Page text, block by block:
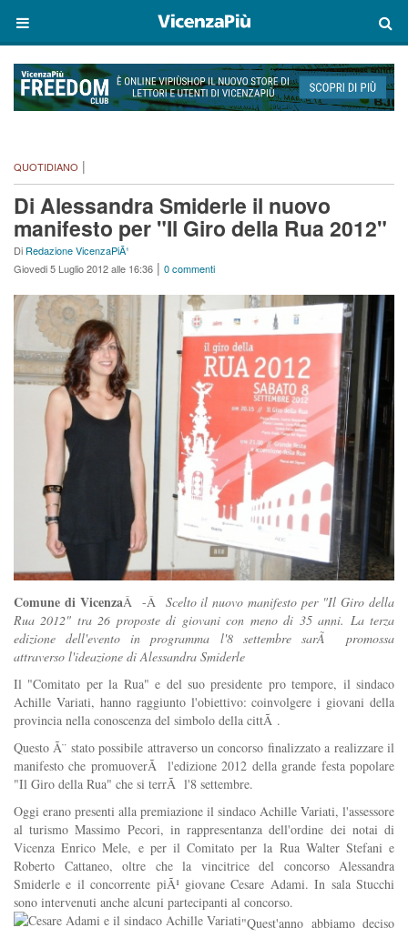
QUOTIDIANO |
Di Alessandra Smiderle il nuovo
manifesto per "Il Giro della Rua 2012"
Di Redazione VicenzaPiÃ¹
Giovedi 5 Luglio 2012 alle 16:36 | 0 commenti
Comune di VicenzaÂ -Â Scelto il nuovo manifesto per "Il Giro della
Rua 2012" tra 26 proposte di giovani con meno di 35 anni. La terza
edizione dell'evento in programma l'8 settembre sarÃ promossa
attraverso l'ideazione di Alessandra Smiderle
Il "Comitato per la Rua" e del suo presidente pro tempore, il sindaco
Achille Variati, hanno raggiunto l'obiettivo: coinvolgere i giovani della
provincia nella conoscenza del simbolo della cittÃ .
Questo Ã¨ stato possibile attraverso un concorso finalizzato a realizzare il
manifesto che promuoverÃ l'edizione 2012 della grande festa popolare
"Il Giro della Rua" che si terrÃ l'8 settembre.
Oggi erano presenti alla premiazione il sindaco Achille Variati, l'assessore
al turismo Massimo Pecori, in rappresentanza dell'ordine dei notai di
Vicenza Enrico Mele, e per il Comitato per la Rua Walter Stefani e
Roberto Cattaneo, oltre che la vincitrice del concorso Alessandra
Smiderle e il concorrente piÃ¹ giovane Cesare Adami. In sala Stucchi
sono intervenuti anche alcuni partecipanti al concorso.
"Quest'anno abbiamo deciso